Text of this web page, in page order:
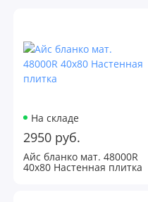
На складе
2950 руб.
Айс бланко мат. 48000R
40х80 Настенная плитка